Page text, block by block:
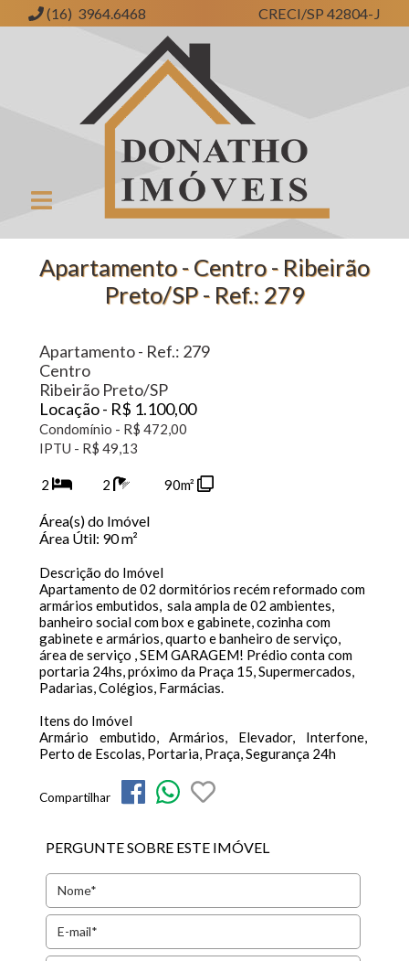
(16) 3964.6468 CRECI/SP 42804-J
Apartamento - Centro - Ribeirão
Preto/SP - Ref.: 279
Apartamento - Ref.: 279
Centro
Ribeirão Preto/SP
Locação - R$ 1.100,00
Condomínio - R$ 472,00
IPTU - R$ 49,13
2 2 90m²
Área(s) do Imóvel
Área Útil: 90 m²
Descrição do Imóvel
Apartamento de 02 dormitórios recém reformado com
armários embutidos, sala ampla de 02 ambientes,
banheiro social com box e gabinete, cozinha com
gabinete e armários, quarto e banheiro de serviço,
área de serviço , SEM GARAGEM! Prédio conta com
portaria 24hs, próximo da Praça 15, Supermercados,
Padarias, Colégios, Farmácias.
Itens do Imóvel
Armário embutido, Armários, Elevador, Interfone,
Perto de Escolas, Portaria, Praça, Segurança 24h
Compartilhar
PERGUNTE SOBRE ESTE IMÓVEL